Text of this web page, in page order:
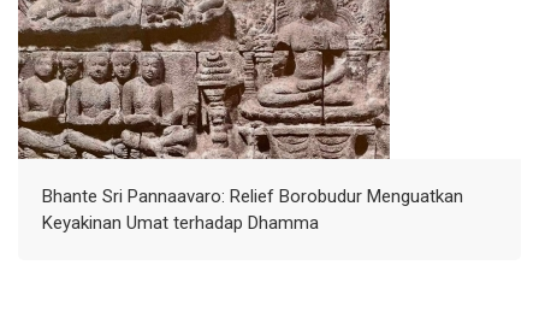
Bhante Sri Pannaavaro: Relief Borobudur Menguatkan
Keyakinan Umat terhadap Dhamma